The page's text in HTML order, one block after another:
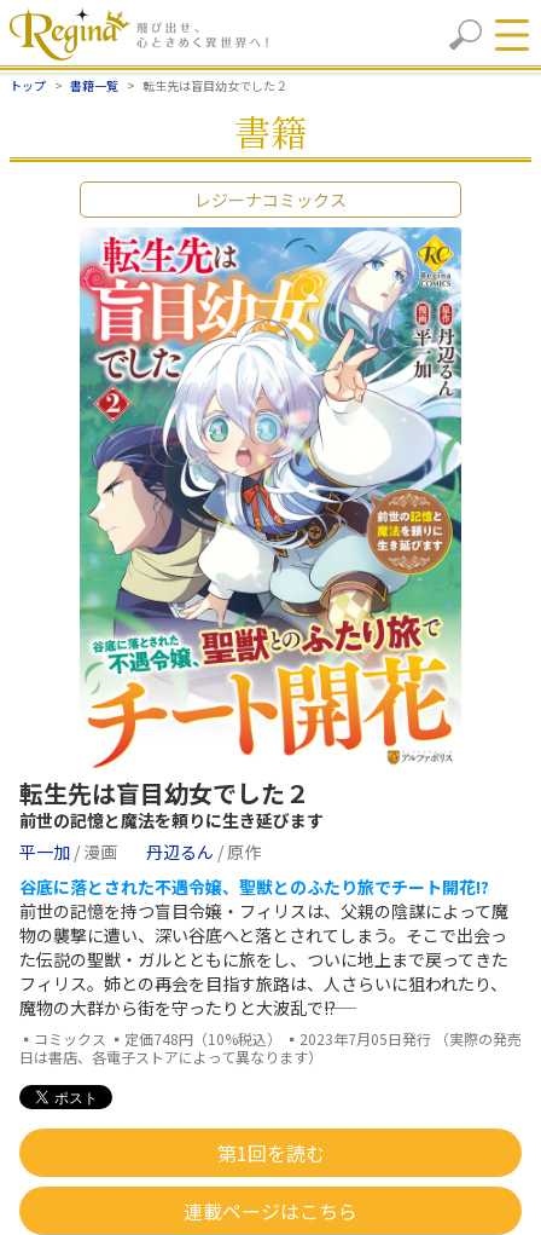
トップ 書籍一覧 転生先は盲目幼女でした２
書籍
レジーナコミックス
転生先は盲目幼女でした２
前世の記憶と魔法を頼りに生き延びます
平一加 / 漫画 丹辺るん / 原作
谷底に落とされた不遇令嬢、聖獣とのふたり旅でチート開花!?
前世の記憶を持つ盲目令嬢・フィリスは、父親の陰謀によって魔
物の襲撃に遭い、深い谷底へと落とされてしまう。そこで出会っ
た伝説の聖獣・ガルとともに旅をし、ついに地上まで戻ってきた
フィリス。姉との再会を目指す旅路は、人さらいに狙われたり、
魔物の大群から街を守ったりと大波乱で――!?
▪コミックス ▪定価748円（10%税込） ▪2023年7月05日発行 （実際の発売
日は書店、各電子ストアによって異なります）
第1回を読む
連載ページはこちら